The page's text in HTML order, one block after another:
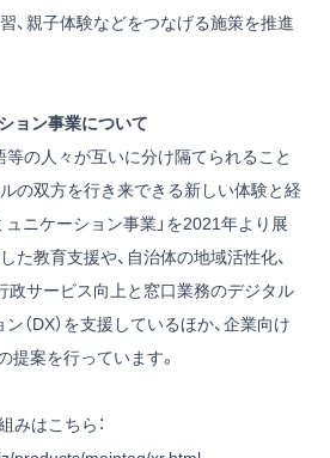
、親子体験などをつなげる施策を推進
ョン事業について
等の人々が互いに分け隔てられること
の双方を行き来できる新しい体験と経
ュニケーション事業」を2021年より展
た教育支援や、自治体の地域活性化、
政サービス向上と窓口業務のデジタル
（DX）を支援しているほか、企業向け
提案を行っています。
みはこちら：